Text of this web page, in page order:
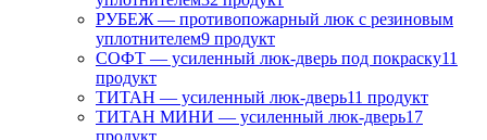
РУБЕЖ — противопожарный люк с резиновым
уплотнителем9 продукт
СОФТ — усиленный люк-дверь под покраску11
продукт
ТИТАН — усиленный люк-дверь11 продукт
ТИТАН МИНИ — усиленный люк-дверь17
продукт